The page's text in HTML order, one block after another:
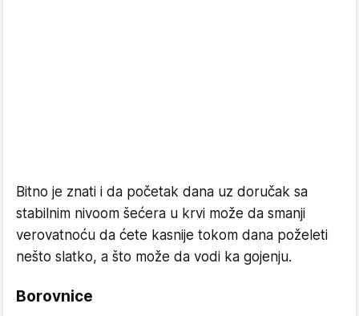
Bitno je znati i da početak dana uz doručak sa
stabilnim nivoom šećera u krvi može da smanji
verovatnoću da ćete kasnije tokom dana poželeti
nešto slatko, a što može da vodi ka gojenju.
Borovnice